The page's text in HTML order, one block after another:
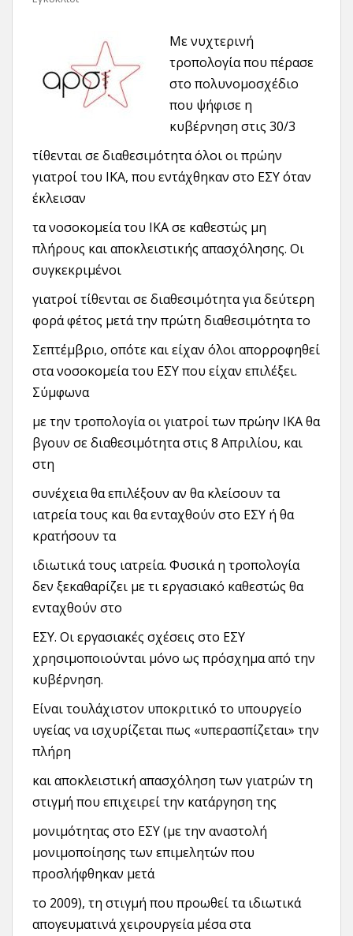
Με νυχτερινή
τροπολογία που πέρασε
στο πολυνομοσχέδιο
που ψήφισε η
κυβέρνηση στις 30/3
τίθενται σε διαθεσιμότητα όλοι οι πρώην
γιατροί του ΙΚΑ, που εντάχθηκαν στο ΕΣΥ όταν
έκλεισαν
τα νοσοκομεία του ΙΚΑ σε καθεστώς μη
πλήρους και αποκλειστικής απασχόλησης. Οι
συγκεκριμένοι
γιατροί τίθενται σε διαθεσιμότητα για δεύτερη
φορά φέτος μετά την πρώτη διαθεσιμότητα το
Σεπτέμβριο, οπότε και είχαν όλοι απορροφηθεί
στα νοσοκομεία του ΕΣΥ που είχαν επιλέξει.
Σύμφωνα
με την τροπολογία οι γιατροί των πρώην ΙΚΑ θα
βγουν σε διαθεσιμότητα στις 8 Απριλίου, και
στη
συνέχεια θα επιλέξουν αν θα κλείσουν τα
ιατρεία τους και θα ενταχθούν στο ΕΣΥ ή θα
κρατήσουν τα
ιδιωτικά τους ιατρεία. Φυσικά η τροπολογία
δεν ξεκαθαρίζει με τι εργασιακό καθεστώς θα
ενταχθούν στο
ΕΣΥ. Οι εργασιακές σχέσεις στο ΕΣΥ
χρησιμοποιούνται μόνο ως πρόσχημα από την
κυβέρνηση.
Είναι τουλάχιστον υποκριτικό το υπουργείο
υγείας να ισχυρίζεται πως «υπερασπίζεται» την
πλήρη
και αποκλειστική απασχόληση των γιατρών τη
στιγμή που επιχειρεί την κατάργηση της
μονιμότητας στο ΕΣΥ (με την αναστολή
μονιμοποίησης των επιμελητών που
προσλήφθηκαν μετά
το 2009), τη στιγμή που προωθεί τα ιδιωτικά
απογευματινά χειρουργεία μέσα στα